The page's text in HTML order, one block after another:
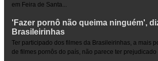
em Feira de Santa...
'Fazer pornô não queima ninguém',
Brasileirinhas
Ter participado dos filmes da Brasileirinhas, a mais
de filmes pornôs do país, não parece ter prejudicado